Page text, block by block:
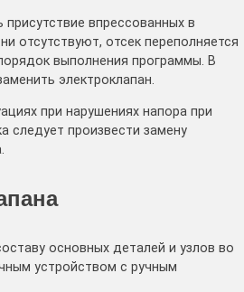
впрессованных в
отсутствуют, отсек переполняется
выполнения программы. В
электроклапан.
при нарушениях напора при
следует произвести замену
основных деталей и узлов во
устройством с ручным